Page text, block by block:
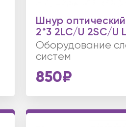
Шнур
2*3 2LC/U 2SC/U
Оборудование
систем
850₽